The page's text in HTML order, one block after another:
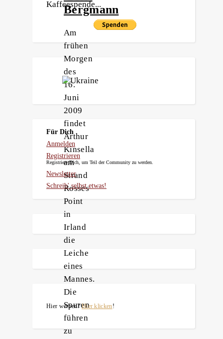
Bergmann
Am
frühen
Morgen
des
16.
Juni
2009
findet
Arthur
Kinsella
am
Strand
Rosses
Point
in
Irland
die
Leiche
eines
Mannes.
Die
Spuren
führen
zu
Kaffeespende...
Für Dich
Anmelden
Registrieren
Registriere Dich, um Teil der Community zu werden.
Newsletter
Schreib' selbst etwas!
Hier werben?Hier klicken!